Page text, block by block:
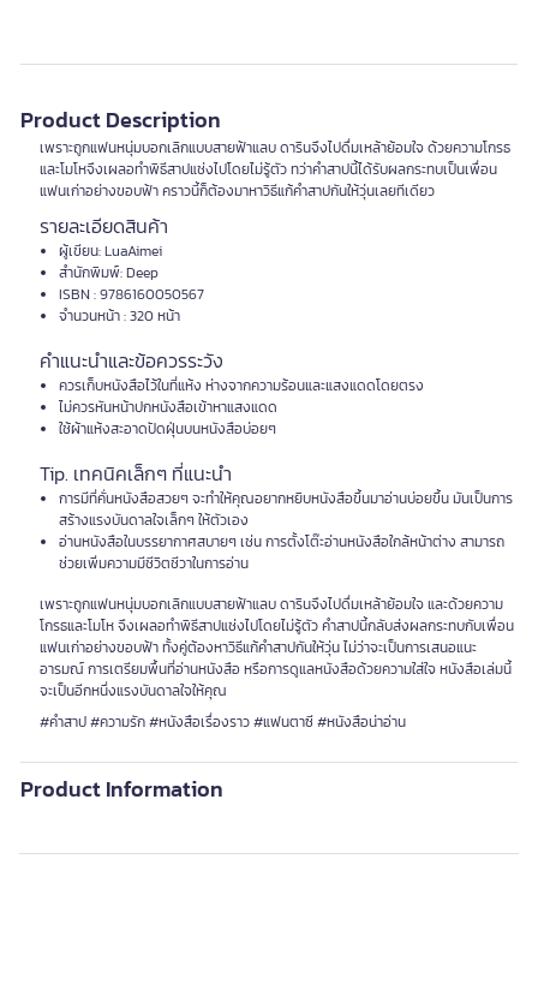
Product Description
เพราะถูกแฟนหนุ่มบอกเลิกแบบสายฟ้าแลบ ดารินจึงไปดื่มเหล้าย้อมใจ ด้วยความโกรธ
และโมโหจึงเผลอทำพิธีสาปแช่งไปโดยไม่รู้ตัว ทว่าคำสาปนี้ได้รับผลกระทบเป็นเพื่อน
แฟนเก่าอย่างขอบฟ้า คราวนี้ก็ต้องมาหาวิธีแก้คำสาปกันให้วุ่นเลยทีเดียว
รายละเอียดสินค้า
ผู้เขียน: LuaAimei
สำนักพิมพ์: Deep
ISBN : 9786160050567
จำนวนหน้า : 320 หน้า
คำแนะนำและข้อควรระวัง
ควรเก็บหนังสือไว้ในที่แห้ง ห่างจากความร้อนและแสงแดดโดยตรง
ไม่ควรหันหน้าปกหนังสือเข้าหาแสงแดด
ใช้ผ้าแห้งสะอาดปัดฝุ่นบนหนังสือบ่อยๆ
Tip. เทคนิคเล็กๆ ที่แนะนำ
การมีที่คั่นหนังสือสวยๆ จะทำให้คุณอยากหยิบหนังสือขึ้นมาอ่านบ่อยขึ้น มันเป็นการ
สร้างแรงบันดาลใจเล็กๆ ให้ตัวเอง
อ่านหนังสือในบรรยากาศสบายๆ เช่น การตั้งโต๊ะอ่านหนังสือใกล้หน้าต่าง สามารถ
ช่วยเพิ่มความมีชีวิตชีวาในการอ่าน
เพราะถูกแฟนหนุ่มบอกเลิกแบบสายฟ้าแลบ ดารินจึงไปดื่มเหล้าย้อมใจ และด้วยความ
โกรธและโมโห จึงเผลอทำพิธีสาปแช่งไปโดยไม่รู้ตัว คำสาปนี้กลับส่งผลกระทบกับเพื่อน
แฟนเก่าอย่างขอบฟ้า ทั้งคู่ต้องหาวิธีแก้คำสาปกันให้วุ่น ไม่ว่าจะเป็นการเสนอแนะ
อารมณ์ การเตรียมพื้นที่อ่านหนังสือ หรือการดูแลหนังสือด้วยความใส่ใจ หนังสือเล่มนี้
จะเป็นอีกหนึ่งแรงบันดาลใจให้คุณ
#คำสาป #ความรัก #หนังสือเรื่องราว #แฟนตาซี #หนังสือน่าอ่าน
Product Information